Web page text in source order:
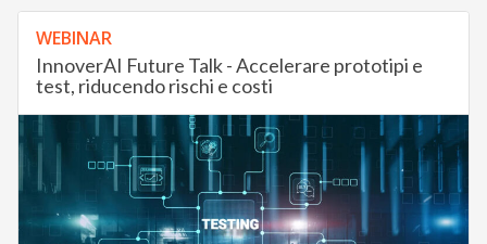
WEBINAR
InnoverAI Future Talk - Accelerare prototipi e
test, riducendo rischi e costi